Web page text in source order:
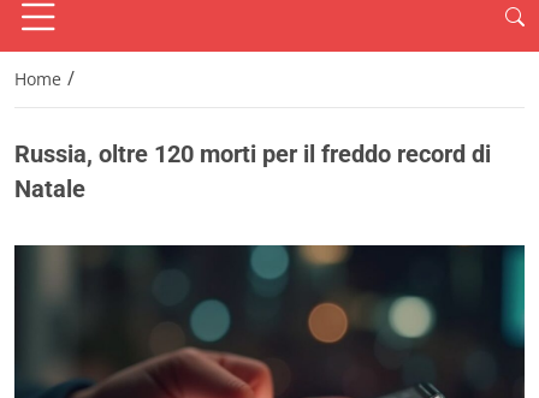
Home /
Russia, oltre 120 morti per il freddo record di
Natale